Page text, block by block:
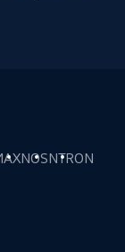
NOS NTRON